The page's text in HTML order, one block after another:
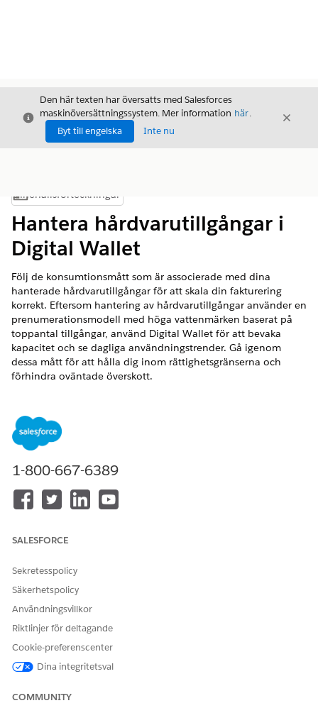
Stäng
Den här texten har översatts med Salesforces
maskinöversättningssystem. Mer information här.
Byt till engelska
Inte nu
Stäng
Visa innehållsförteckning
Innehållsförteckningar
Hantera hårdvarutillgångar i
Digital Wallet
Följ de konsumtionsmått som är associerade med dina
hanterade hårdvarutillgångar för att skala din fakturering
korrekt. Eftersom hantering av hårdvarutillgångar använder en
prenumerationsmodell med höga vattenmärken baserat på
toppantal tillgångar, använd Digital Wallet för att bevaka
kapacitet och se dagliga användningstrender. Gå igenom
dessa mått för att hålla dig inom rättighetsgränserna och
förhindra oväntade överskott.
Tillgängliga i: Lightning Experience
Editions med Agentforce IT Service.
Agentforces prissättning av hårdvarutillgångar för IT och
Digital Wallet
hårdvarutillgångar för att skala fakturering korrekt.
prenumerationsmodell med högt vattenmärke baserat på
toppantal tillgångar. Använd Digital Wallet för att aktivt
övervaka kapacitet och se dagliga användningstrender.
Visa hanterade tillgångar i Digital Wallet
Följ antalet hanterade hårdvarutillgångar över en specifik
tidsram för att övervaka förbrukningen och se till att
faktureringen skalas med operativa behov. Använd dessa
rättighet och identifiera lagertoppar som påverkar ditt
1-800-667-6389
SALESFORCE
Sekretesspolicy
Säkerhetspolicy
Användningsvillkor
Riktlinjer för deltagande
Cookie-preferenscenter
Dina integritetsval
COMMUNITY